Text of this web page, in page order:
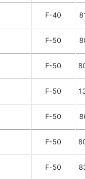
F-40
F-50
F-50
F-50
F-50
F-50
F-50